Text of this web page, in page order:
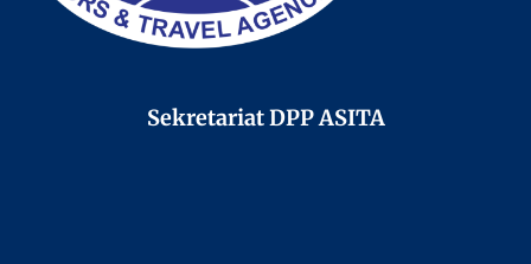
Sekretariat DPP ASITA